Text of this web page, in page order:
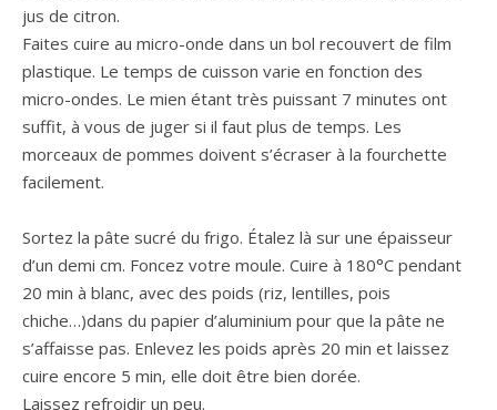
jus de citron.
Faites cuire au micro-onde dans un bol recouvert de film
plastique. Le temps de cuisson varie en fonction des
micro-ondes. Le mien étant très puissant 7 minutes ont
suffit, à vous de juger si il faut plus de temps. Les
morceaux de pommes doivent s’écraser à la fourchette
facilement.
Sortez la pâte sucré du frigo. Étalez là sur une épaisseur
d’un demi cm. Foncez votre moule. Cuire à 180°C pendant
20 min à blanc, avec des poids (riz, lentilles, pois
chiche…)dans du papier d’aluminium pour que la pâte ne
s’affaisse pas. Enlevez les poids après 20 min et laissez
cuire encore 5 min, elle doit être bien dorée.
Laissez refroidir un peu.